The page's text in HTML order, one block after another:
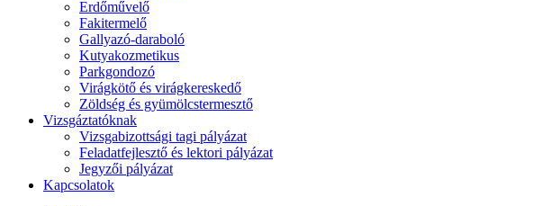
Erdőművelő
Fakitermelő
Gallyazó-daraboló
Kutyakozmetikus
Parkgondozó
Virágkötő és virágkereskedő
Zöldség és gyümölcstermesztő
Vizsgáztatóknak
Vizsgabizottsági tagi pályázat
Feladatfejlesztő és lektori pályázat
Jegyzői pályázat
Kapcsolatok